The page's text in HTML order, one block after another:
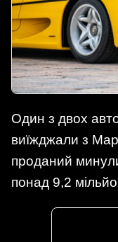
Один з двох
виїжджали з
проданий
понад 9,2